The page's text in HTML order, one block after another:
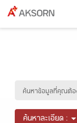
ค้นหาละเอียด :